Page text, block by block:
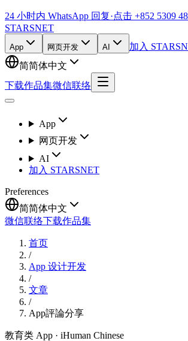
24 小时内 WhatsApp 回复·点击 +852 5309
STARSNET
App 网页开发 AI
加入
简简体中文
下载作品集微信联络
App
网页开发
AI
加入 STARSNET
Preferences
简简体中文
微信联络下载作品集
首页
/
App 设计开发
/
文章
/
App評論分享
教育类 App · iHuman Chinese